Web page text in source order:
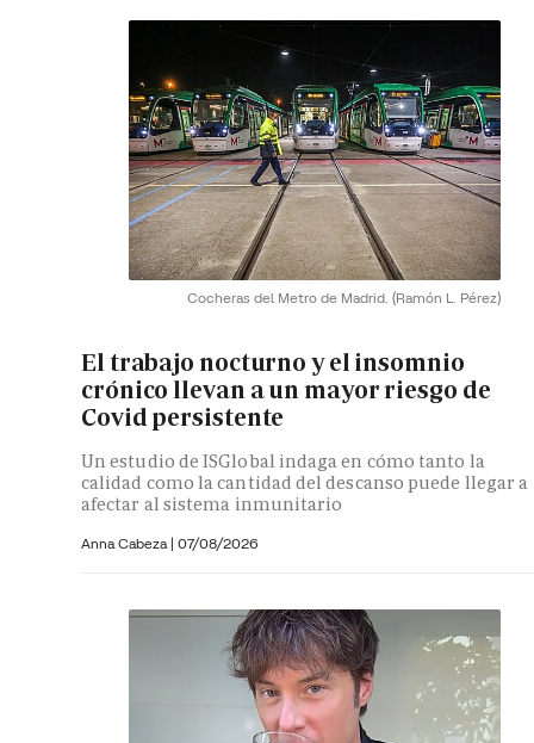
Cocheras del Metro de Madrid. (Ramón L. Pérez)
El trabajo nocturno y el insomnio
crónico llevan a un mayor riesgo de
Covid persistente
Un estudio de ISGlobal indaga en cómo tanto la
calidad como la cantidad del descanso puede llegar a
afectar al sistema inmunitario
Anna Cabeza | 07/08/2026